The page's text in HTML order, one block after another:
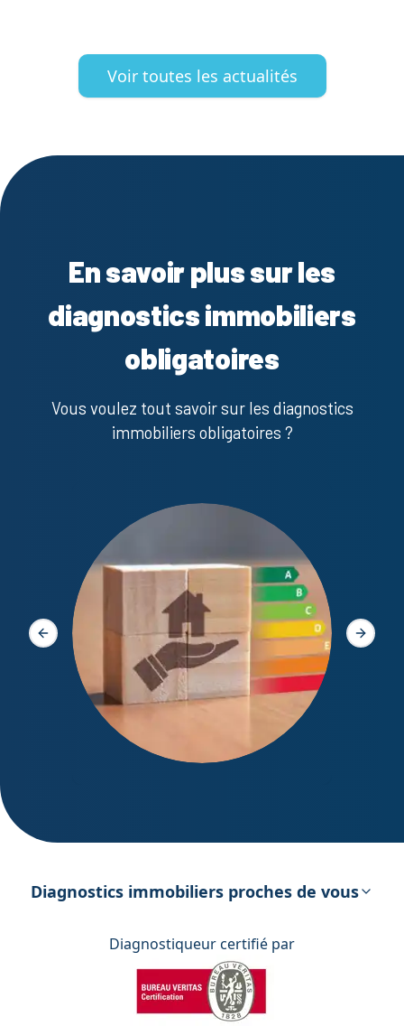
Voir toutes les actualités
En savoir plus sur les
diagnostics immobiliers
obligatoires
Vous voulez tout savoir sur les diagnostics
immobiliers obligatoires ?
énergétique
Slide précédente Slide
Diagnostics immobiliers proches de vous
Diagnostiqueur certifié par